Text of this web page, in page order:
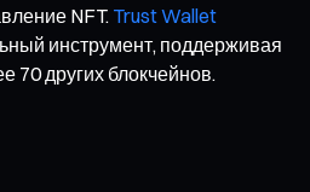
NFT. Trust Wallet
инструмент, поддерживая
70 других блокчейнов.